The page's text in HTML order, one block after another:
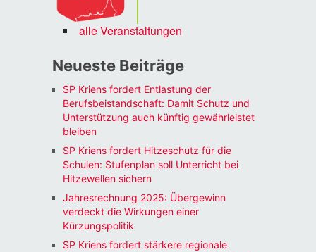
alle Veranstaltungen
Neueste Beiträge
SP Kriens fordert Entlastung der
Berufsbeistandschaft: Damit Schutz und
Unterstützung auch künftig gewährleistet
bleiben
SP Kriens fordert Hitzeschutz für die
Schulen: Stufenplan soll Unterricht bei
Hitzewellen sichern
Jahresrechnung 2025: Übergewinn
verdeckt die Wirkungen einer
Kürzungspolitik
SP Kriens fordert stärkere regionale